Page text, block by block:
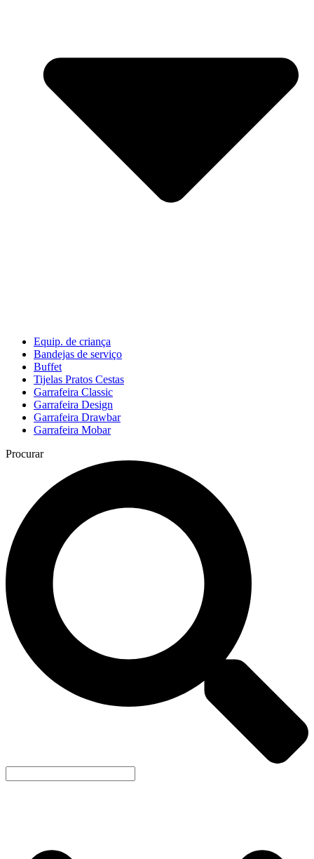
Equip. de criança
Bandejas de serviço
Buffet
Tijelas Pratos Cestas
Garrafeira Classic
Garrafeira Design
Garrafeira Drawbar
Garrafeira Mobar
Procurar